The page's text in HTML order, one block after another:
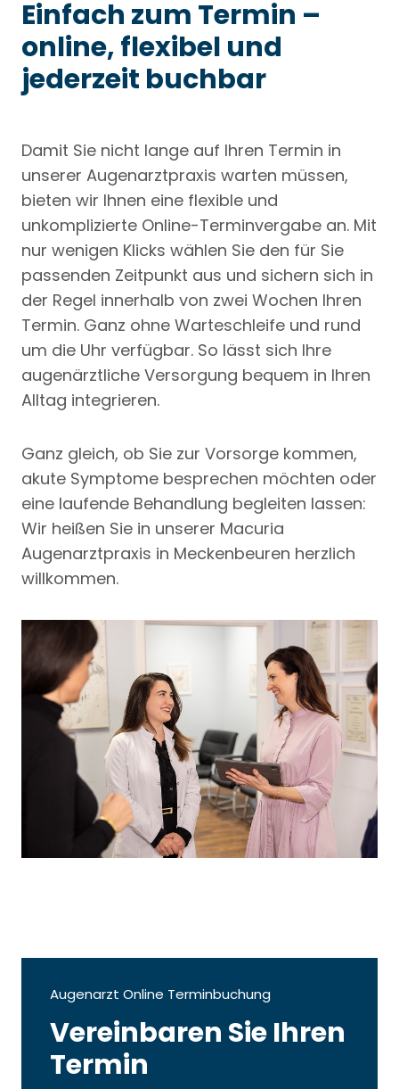
Einfach zum Termin –
online, flexibel und
jederzeit buchbar
Damit Sie nicht lange auf Ihren Termin in
unserer Augenarztpraxis warten müssen,
bieten wir Ihnen eine flexible und
unkomplizierte Online-Terminvergabe an. Mit
nur wenigen Klicks wählen Sie den für Sie
passenden Zeitpunkt aus und sichern sich in
der Regel innerhalb von zwei Wochen Ihren
Termin. Ganz ohne Warteschleife und rund
um die Uhr verfügbar. So lässt sich Ihre
augenärztliche Versorgung bequem in Ihren
Alltag integrieren.
Ganz gleich, ob Sie zur Vorsorge kommen,
akute Symptome besprechen möchten oder
eine laufende Behandlung begleiten lassen:
Wir heißen Sie in unserer Macuria
Augenarztpraxis in Meckenbeuren herzlich
willkommen.
Augenarzt Online Terminbuchung
Vereinbaren Sie Ihren
Termin